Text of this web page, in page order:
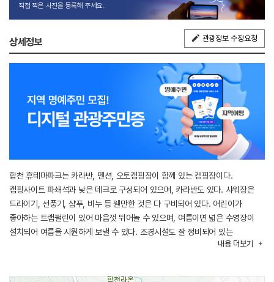
직접 찍은 사진을 등록해 주세요.
상세정보 관광정보 수정요청
합천 휴테마파크는 카라반, 펜션, 오토캠핑장이 함께 있는 캠핑장이다.
캠핑사이트 파쇄석과 낮은 데크로 구성되어 있으며, 카라반도 있다. 샤워장은
드라이기, 선풍기, 샴푸, 비누 등 웬만한 것은 다 구비되어 있다. 어린이가
좋아하는 트램펄린이 있어 마음껏 뛰어놀 수 있으며, 여름이면 넓은 수영장이
설치되어 여름을 시원하게 보낼 수 있다. 조경시설도 잘 정비되어 있는
휴테마파크는, 야간이면 조명이 켜지면서 낮과는 또 다른 밤 분위기를 연출한다.
내용 더보기